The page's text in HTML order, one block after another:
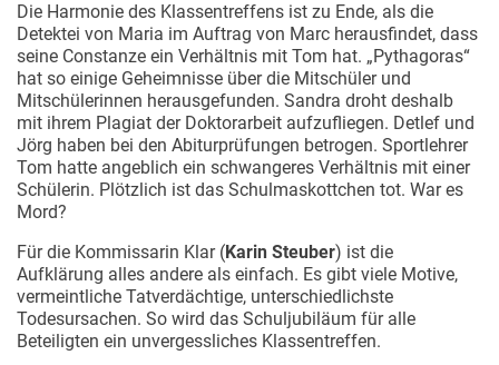
Die Harmonie des Klassentreffens ist zu Ende, als die
Detektei von Maria im Auftrag von Marc herausfindet, dass
seine Constanze ein Verhältnis mit Tom hat. „Pythagoras“
hat so einige Geheimnisse über die Mitschüler und
Mitschülerinnen herausgefunden. Sandra droht deshalb
mit ihrem Plagiat der Doktorarbeit aufzufliegen. Detlef und
Jörg haben bei den Abiturprüfungen betrogen. Sportlehrer
Tom hatte angeblich ein schwangeres Verhältnis mit einer
Schülerin. Plötzlich ist das Schulmaskottchen tot. War es
Mord?
Für die Kommissarin Klar (Karin Steuber) ist die
Aufklärung alles andere als einfach. Es gibt viele Motive,
vermeintliche Tatverdächtige, unterschiedlichste
Todesursachen. So wird das Schuljubiläum für alle
Beteiligten ein unvergessliches Klassentreffen.